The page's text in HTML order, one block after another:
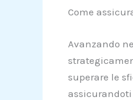
Come
Avanzando
superare le
assicurandoti